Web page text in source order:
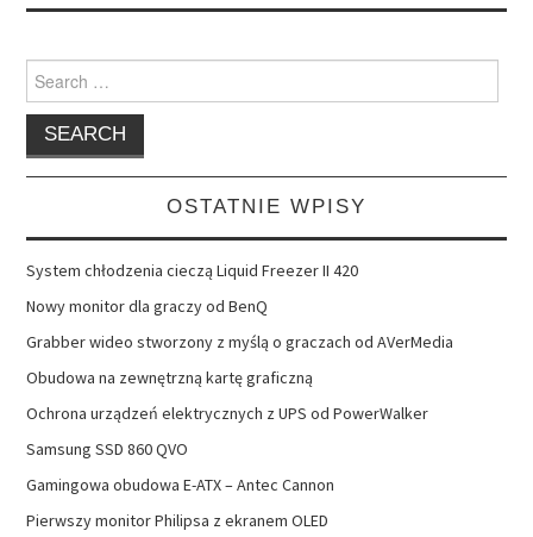
Search
for:
OSTATNIE WPISY
System chłodzenia cieczą Liquid Freezer II 420
Nowy monitor dla graczy od BenQ
Grabber wideo stworzony z myślą o graczach od AVerMedia
Obudowa na zewnętrzną kartę graficzną
Ochrona urządzeń elektrycznych z UPS od PowerWalker
Samsung SSD 860 QVO
Gamingowa obudowa E-ATX – Antec Cannon
Pierwszy monitor Philipsa z ekranem OLED